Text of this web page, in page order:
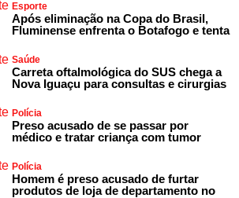
Esporte
Após eliminação na Copa do Brasil,
Fluminense enfrenta o Botafogo e tenta
Saúde
Carreta oftalmológica do SUS chega a
Nova Iguaçu para consultas e cirurgias
Polícia
Preso acusado de se passar por
médico e tratar criança com tumor
Polícia
Homem é preso acusado de furtar
produtos de loja de departamento no